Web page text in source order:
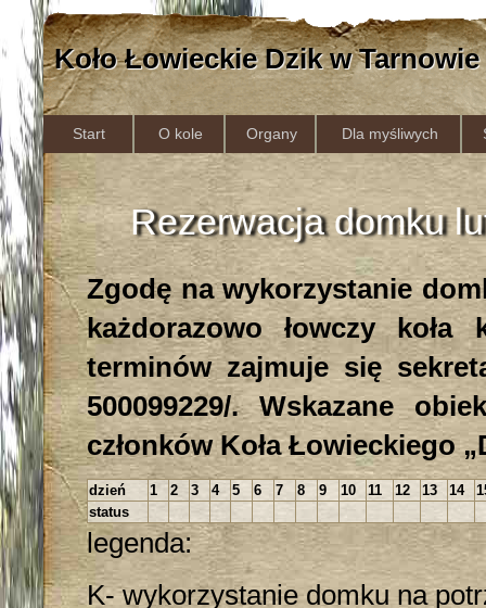
Koło Łowieckie Dzik w Tarnowie
Start O kole Organy Dla myśliwych
Rezerwacja domku
Zgodę na wykorzystanie
każdorazowo łowczy koła
terminów zajmuje się
500099229/. Wskazane
członków Koła Łowieckiego
dzień 1 2 3 4 5 6 7 8 9 10 11 12 13 14
status
legenda:
K- wykorzystanie domku na